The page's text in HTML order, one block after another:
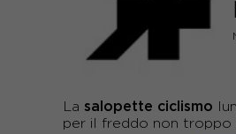
La salopette ciclismo
per il freddo non troppo